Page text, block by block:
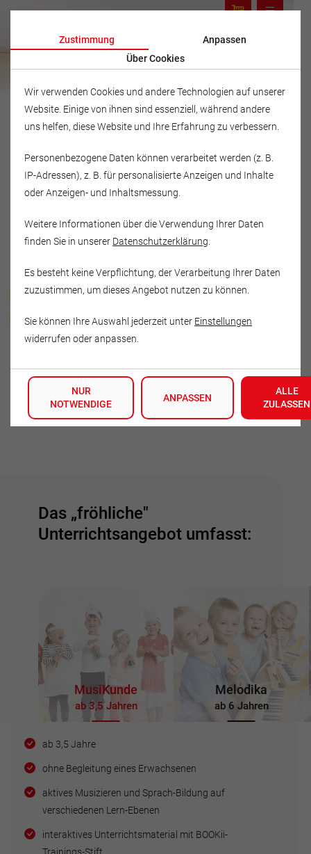
Musikschule Fröhlich
Heidegret Böttge
07768 Gumperda
Tel.: 036422-60357
Das „fröhliche"
Unterrichtsangebot umfasst:
MusiKunde
ab 3,5 Jahren
Melodika
ab 6 Jahren
ab 3,5 Jahre
ohne Begleitung eines Erwachsenen
aktives Musizieren und Sprach-Bildung auf
verschiedenen Lern-Ebenen
interaktives Unterrichtsmaterial mit BOOKii-
Trainings-Stift
Zustimmung
Anpassen
Über Cookies
Wir verwenden Cookies und andere Technologien auf unserer
Website. Einige von ihnen sind essenziell, während andere
uns helfen, diese Website und Ihre Erfahrung zu verbessern.
Personenbezogene Daten können verarbeitet werden (z. B.
IP-Adressen), z. B. für personalisierte Anzeigen und Inhalte
oder Anzeigen- und Inhaltsmessung.
Weitere Informationen über die Verwendung Ihrer Daten
finden Sie in unserer Datenschutzerklärung
Es besteht keine Verpflichtung, der Verarbeitung Ihrer Daten
zuzustimmen, um dieses Angebot nutzen zu können.
Sie können Ihre Auswahl jederzeit unter Einstellungen
widerrufen oder anpassen.
NUR
NOTWENDIGE
ANPASSEN
ALLE
ZULASSEN